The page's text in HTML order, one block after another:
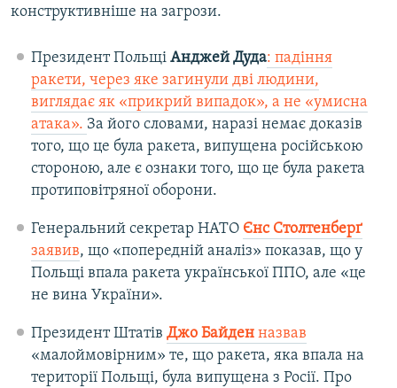
конструктивніше на загрози.
Президент Польщі Анджей Дуда: падіння
ракети, через яке загинули дві людини,
виглядає як «прикрий випадок», а не «умисна
атака». За його словами, наразі немає доказів
того, що це була ракета, випущена російською
стороною, але є ознаки того, що це була ракета
протиповітряної оборони.
Генеральний секретар НАТО Єнс Столтенберґ
заявив, що «попередній аналіз» показав, що у
Польщі впала ракета української ППО, але «це
не вина України».
Президент Штатів Джо Байденназвав
«малоймовірним» те, що ракета, яка впала на
території Польщі, була випущена з Росії. Про